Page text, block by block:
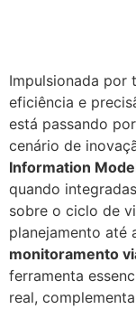
Impulsionada por
eficiência e
está passando
cenário de
Information
quando
sobre o ciclo de
planejamento até
monitoramento
ferramenta
real,